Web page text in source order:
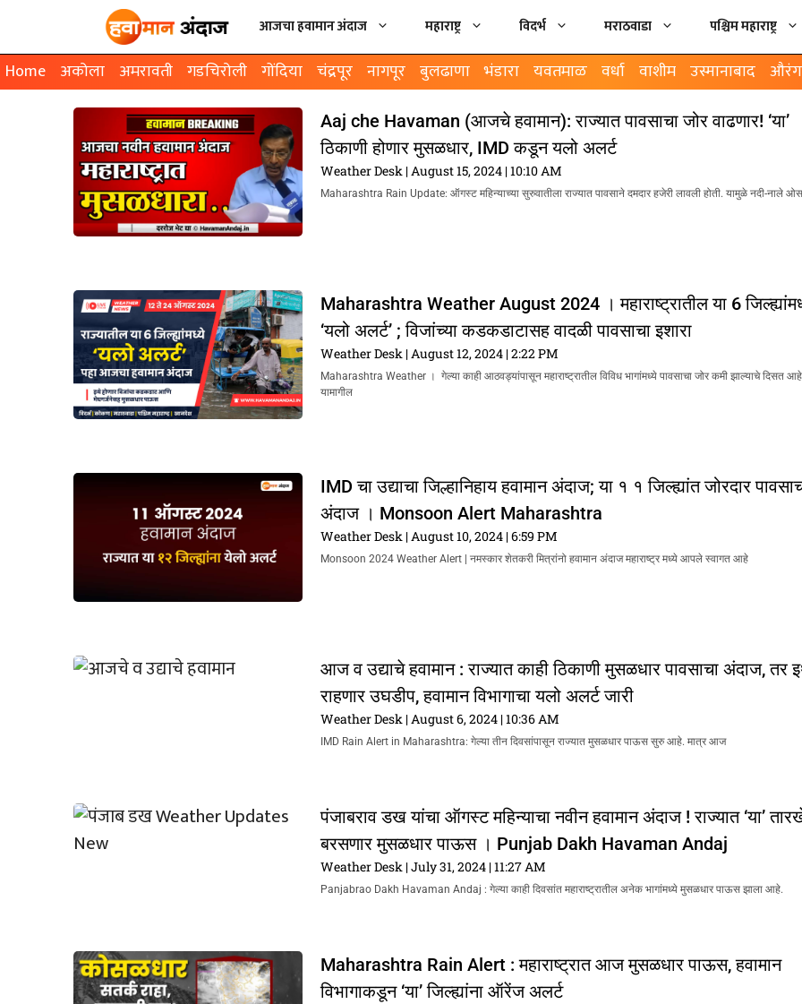
आजचा हवामान अंदाज महाराष्ट्र विदर्भ मराठवाडा पश्चिम महाराष्ट्र
Home अकोला अमरावती गडचिरोली गोंदिया चंद्रपूर नागपूर बुलढाणा भंडारा यवतमाळ वर्धा वाशीम उस्मानाबाद
Aaj che Havaman (आजचे हवामान): राज्यात पावसाचा जोर वाढणार! ‘या’
ठिकाणी होणार मुसळधार, IMD कडून यलो अलर्ट
Weather Desk August 15, 2024 10:10 AM
Maharashtra Rain Update: ऑगस्ट महिन्याच्या सुरुवातीला राज्यात पावसाने दमदार हजेरी लावली होती. यामुळे नदी-नाले
Maharashtra Weather August 2024 । महाराष्ट्रातील या 6
‘यलो अलर्ट’ ; विजांच्या कडकडाटासह वादळी पावसाचा इशारा
Weather Desk August 12, 2024 2:22 PM
Maharashtra Weather । गेल्या काही आठवड्यांपासून महाराष्ट्रातील विविध भागांमध्ये पावसाचा जोर कमी झाल्याचे दिसत
यामागील
IMD चा उद्याचा जिल्हानिहाय हवामान अंदाज; या १ १ जिल्ह्यांत जोरदार
अंदाज । Monsoon Alert Maharashtra
Weather Desk August 10, 2024 6:59 PM
Monsoon 2024 Weather Alert | नमस्कार शेतकरी मित्रांनो हवामान अंदाज महाराष्ट्र मध्ये आपले स्वागत आहे
आज व उद्याचे हवामान : राज्यात काही ठिकाणी मुसळधार पावसाचा अंदाज, तर
राहणार उघडीप, हवामान विभागाचा यलो अलर्ट जारी
Weather Desk August 6, 2024 10:36 AM
IMD Rain Alert in Maharashtra: गेल्या तीन दिवसांपासून राज्यात मुसळधार पाऊस सुरु आहे. मात्र आज
पंजाबराव डख यांचा ऑगस्ट महिन्याचा नवीन हवामान अंदाज ! राज्यात ‘या’
बरसणार मुसळधार पाऊस । Punjab Dakh Havaman Andaj
Weather Desk July 31, 2024 11:27 AM
Panjabrao Dakh Havaman Andaj : गेल्या काही दिवसांत महाराष्ट्रातील अनेक भागांमध्ये मुसळधार पाऊस झाला आहे.
Maharashtra Rain Alert : महाराष्ट्रात आज मुसळधार पाऊस, हवामान
विभागाकडून ‘या’ जिल्ह्यांना ऑरेंज अलर्ट